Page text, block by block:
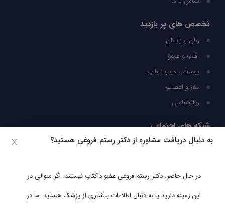
تخصص های پر بازدید
زنان و زایمان
قلب و عروق
پوست ، مو و زیبایی
مغز و اعصاب
روانشناسی
شبکه های اجتماعی
ما را در شبکه های اجتماعی دنبال کنید
به دنبال دریافت مشاوره از دکتر رستم فروغی هستید؟
در حال حاضر، دکتر رستم فروغی عضو داکتاپ نیستند. اگر سوالی در
این زمینه دارید یا به دنبال اطلاعات بیشتری از پزشک هستید، ما در